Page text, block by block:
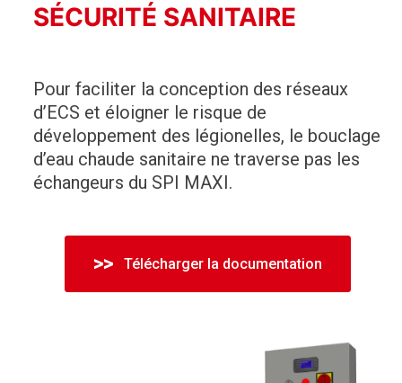
SÉCURITÉ SANITAIRE
Pour faciliter la conception des réseaux
d’ECS et éloigner le risque de
développement des légionelles, le bouclage
d’eau chaude sanitaire ne traverse pas les
échangeurs du SPI MAXI.
Télécharger la documentation